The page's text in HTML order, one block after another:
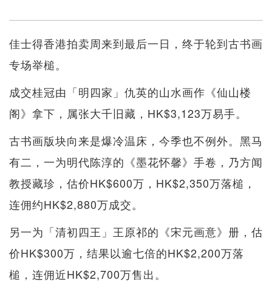
佳士得香港拍卖周来到最后一日，终于轮到古书画
专场举槌。
成交桂冠由「明四家」仇英的山水画作《仙山楼
阁》拿下，属张大千旧藏，HK$3,123万易手。
古书画版块向来是爆冷温床，今季也不例外。黑马
有二，一为明代陈淳的《墨花怀馨》手卷，乃方闻
教授藏珍，估价HK$600万，HK$2,350万落槌，
连佣约HK$2,880万成交。
另一为「清初四王」王原祁的《宋元画意》册，估
价HK$300万，结果以逾七倍的HK$2,200万落
槌，连佣近HK$2,700万售出。